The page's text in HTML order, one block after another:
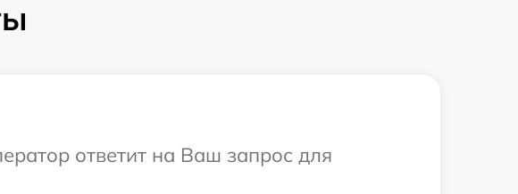
ответит на Ваш запрос для